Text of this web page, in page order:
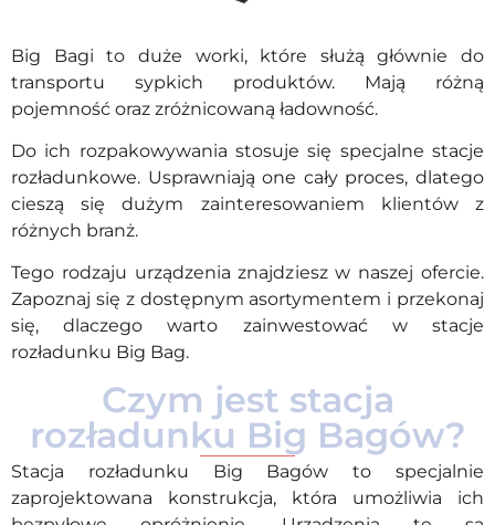
Big Bagi to duże worki, które służą głównie do
transportu sypkich produktów. Mają różną
pojemność oraz zróżnicowaną ładowność.
Do ich rozpakowywania stosuje się specjalne stacje
rozładunkowe. Usprawniają one cały proces, dlatego
cieszą się dużym zainteresowaniem klientów z
różnych branż.
Tego rodzaju urządzenia znajdziesz w naszej ofercie.
Zapoznaj się z dostępnym asortymentem i przekonaj
się, dlaczego warto zainwestować w stacje
rozładunku Big Bag.
Czym jest stacja
rozładunku Big Bagów?
Stacja rozładunku Big Bagów to specjalnie
zaprojektowana konstrukcja, która umożliwia ich